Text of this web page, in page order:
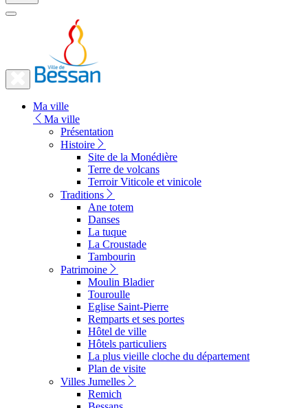
Fermer
Fermer
vers
Ma ville
Ma ville
Présentation
Histoire
Site de la Monédière
Terre de volcans
Terroir Viticole et vinicole
Traditions
Ane totem
Danses
La tuque
La Croustade
Tambourin
Patrimoine
Moulin Bladier
Touroulle
Eglise Saint-Pierre
Remparts et ses portes
Hôtel de ville
Hôtels particuliers
La plus vieille cloche du département
Plan de visite
Villes Jumelles
Remich